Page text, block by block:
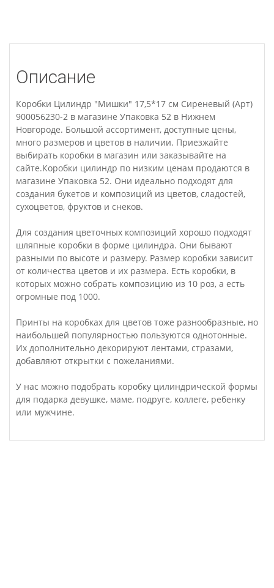
Описание
Коробки Цилиндр "Мишки" 17,5*17 см Сиреневый (Арт)
900056230-2 в магазине Упаковка 52 в Нижнем
Новгороде. Большой ассортимент, доступные цены,
много размеров и цветов в наличии. Приезжайте
выбирать коробки в магазин или заказывайте на
сайте.Коробки цилиндр по низким ценам продаются в
магазине Упаковка 52. Они идеально подходят для
создания букетов и композиций из цветов, сладостей,
сухоцветов, фруктов и снеков.
Для создания цветочных композиций хорошо подходят
шляпные коробки в форме цилиндра. Они бывают
разными по высоте и размеру. Размер коробки зависит
от количества цветов и их размера. Есть коробки, в
которых можно собрать композицию из 10 роз, а есть
огромные под 1000.
Принты на коробках для цветов тоже разнообразные, но
наибольшей популярностью пользуются однотонные.
Их дополнительно декорируют лентами, стразами,
добавляют открытки с пожеланиями.
У нас можно подобрать коробку цилиндрической формы
для подарка девушке, маме, подруге, коллеге, ребенку
или мужчине.